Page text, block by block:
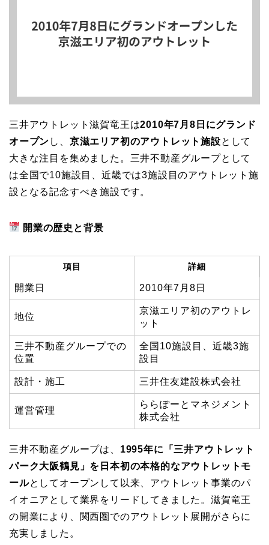
三井アウトレット滋賀竜王は2010年7月8日にグランド
オープン し、 京滋エリア初のアウトレット施設として
大きな注目を集めました。三井不動産グループとして
は全国で10施設目、近畿では3施設目のアウトレット施
設となる記念すべき施設です。
開業の歴史と背景
項目 詳細
開業日 2010年7月8日
地位
京滋エリア初のアウトレ
ット
三井不動産グループでの
位置
全国10施設目、近畿3施
設目
設計・施工 三井住友建設株式会社
運営管理
ららぽーとマネジメント
株式会社
三井不動産グループは、 1995年に「三井アウトレット
パーク大阪鶴見」を日本初の本格的なアウトレットモ
ールとしてオープンして以来、アウトレット事業のパ
イオニアとして業界をリードしてきました。滋賀竜王
の開業により、関西圏でのアウトレット展開がさらに
充実しました。